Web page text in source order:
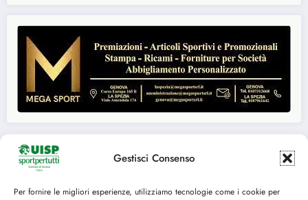
Gestisci Consenso
Per fornire le migliori esperienze, utilizziamo tecnologie come i cookie per
Seguici su: